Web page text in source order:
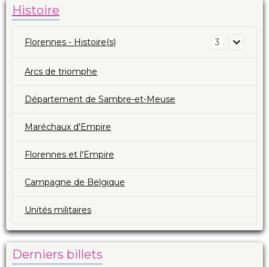
Histoire
Florennes - Histoire(s) 3
Arcs de triomphe
Département de Sambre-et-Meuse
Maréchaux d'Empire
Florennes et l'Empire
Campagne de Belgique
Unités militaires
Derniers billets